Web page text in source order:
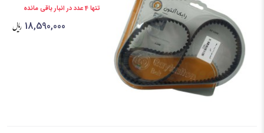
تنها 4 عدد در انبار باقی مانده
18,590,000